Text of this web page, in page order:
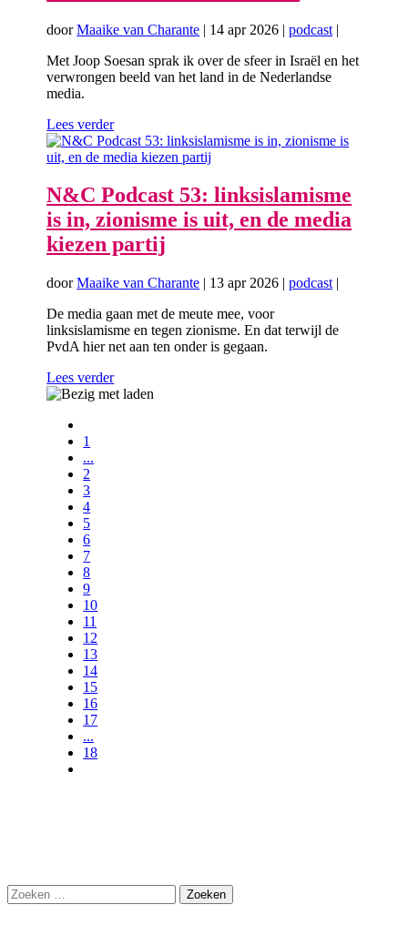
doorMaaike van Charante | 14 apr 2026 |podcast |
Met Joop Soesan sprak ik over de sfeer in Israël en het
verwrongen beeld van het land in de Nederlandse
media.
Lees verder
N&C Podcast 53: linksislamisme
is in, zionisme is uit, en de media
kiezen partij
doorMaaike van Charante | 13 apr 2026 |podcast |
De media gaan met de meute mee, voor
linksislamisme en tegen zionisme. En dat terwijl de
PvdA hier net aan ten onder is gegaan.
Lees verder
1
...
2
3
4
5
6
7
8
9
10
11
12
13
14
15
16
17
...
18
Zoeken
naar: